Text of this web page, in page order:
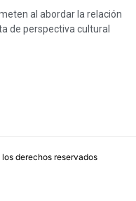
al abordar la relación
de perspectiva cultural
los derechos reservados